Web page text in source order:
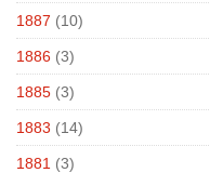
1887 (10)
1886 (3)
1885 (3)
1883 (14)
1881 (3)